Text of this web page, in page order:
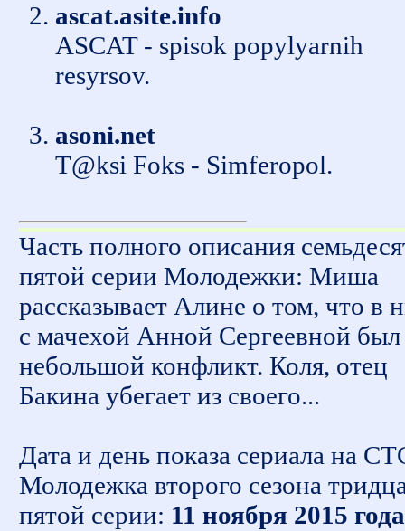
ascat.asite.info
ASCAT - spisok popylyarnih
resyrsov.
asoni.net
T@ksi Foks - Simferopol.
Часть полного описания
пятой серии Молодежки: Миша
рассказывает Алине о том, что в
с мачехой Анной Сергеевной был
небольшой конфликт. Коля, отец
Бакина убегает из своего...
Дата и день показа сериала на
Молодежка второго сезона
пятой серии: 11 ноября 2015 года